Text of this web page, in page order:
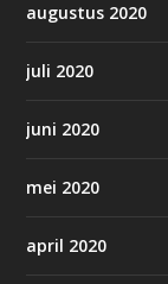
augustus 2020
juli 2020
juni 2020
mei 2020
april 2020